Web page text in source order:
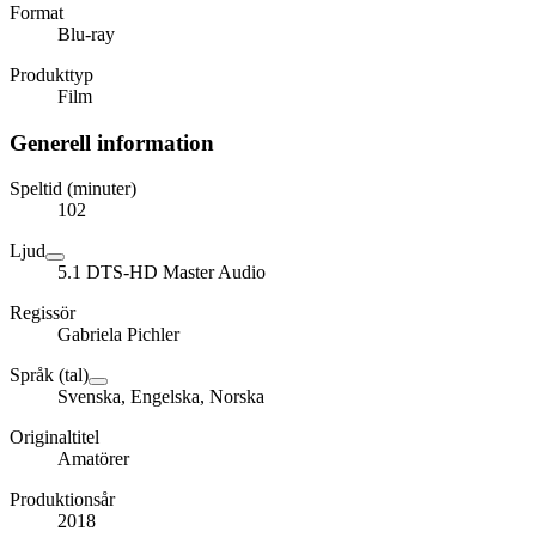
Format
Blu-ray
Produkttyp
Film
Generell information
Speltid (minuter)
102
Ljud
5.1 DTS-HD Master Audio
Regissör
Gabriela Pichler
Språk (tal)
Svenska, Engelska, Norska
Originaltitel
Amatörer
Produktionsår
2018